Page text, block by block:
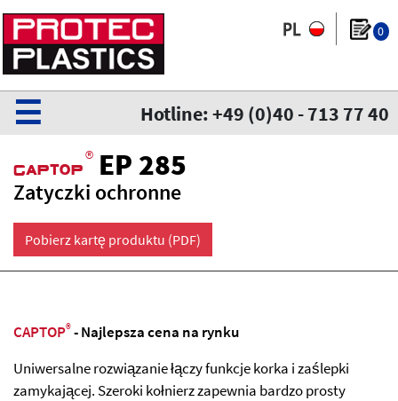
0
Hotline: +49 (0)40 - 713 77 40
☰
CaPtoP ® EP 285
Zatyczki ochronne
Pobierz kartę produktu (PDF)
CAPTOP®- Najlepsza cena na rynku
Uniwersalne rozwiązanie łączy funkcje korka i zaślepki
zamykającej. Szeroki kołnierz zapewnia bardzo prosty